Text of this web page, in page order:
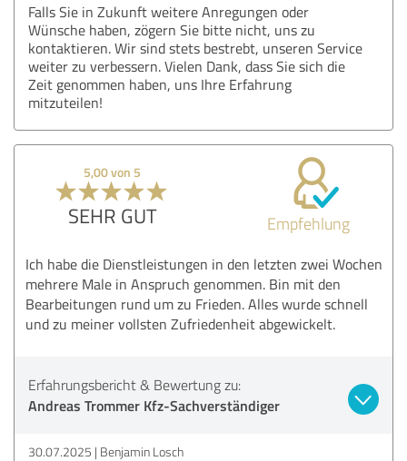
Falls Sie in Zukunft weitere Anregungen oder
Wünsche haben, zögern Sie bitte nicht, uns zu
kontaktieren. Wir sind stets bestrebt, unseren Service
weiter zu verbessern. Vielen Dank, dass Sie sich die
Zeit genommen haben, uns Ihre Erfahrung
mitzuteilen!
5,00 von 5
SEHR GUT Empfehlung
Ich habe die Dienstleistungen in den letzten zwei Wochen
mehrere Male in Anspruch genommen. Bin mit den
Bearbeitungen rund um zu Frieden. Alles wurde schnell
und zu meiner vollsten Zufriedenheit abgewickelt.
Erfahrungsbericht & Bewertung zu:
Andreas Trommer Kfz-Sachverständiger
30.07.2025 Benjamin Losch